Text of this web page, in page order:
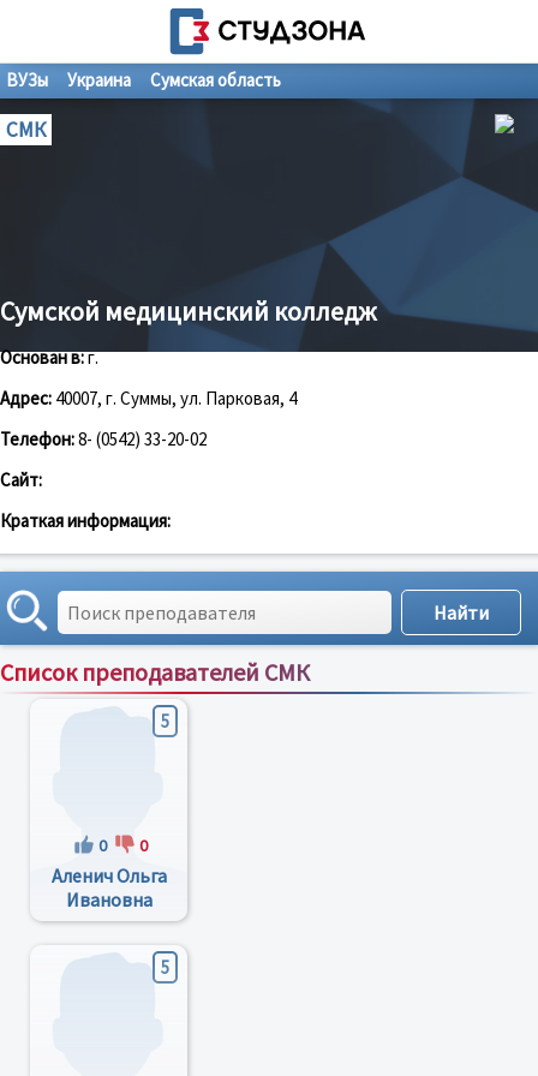
ВУЗы Украина Сумская область
СМК
Сумской медицинский колледж
Основан в:г.
Адрес: 40007, г. Суммы, ул. Парковая, 4
Телефон:8- (0542) 33-20-02
Сайт:
Краткая информация:
Список преподавателей СМК
Сортировка по:имени;рейтингу;отзывам
5
0 0
Аленич Ольга
Ивановна
5